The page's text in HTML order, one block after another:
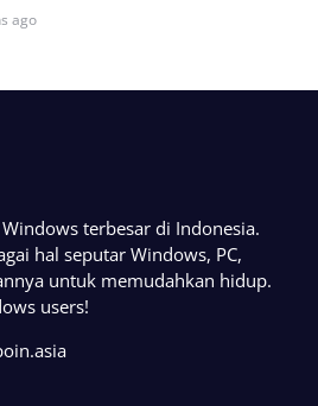
ago
terbesar di Indonesia.
hal seputar Windows, PC,
untuk memudahkan hidup.
users!